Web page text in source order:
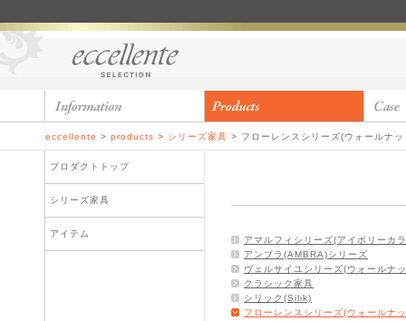
eccellente > products > シリーズ家具 > フローレンスシリーズ(ウォールナ
プロダクトトップ
シリーズ家具
アイテム
アマルフィシリーズ(アイボリーカ
アンブラ(AMBRA)シリーズ
ヴェルサイユシリーズ(ウォールナ
クラシック家具
シリック(Silik)
フローレンスシリーズ(ウォールナ